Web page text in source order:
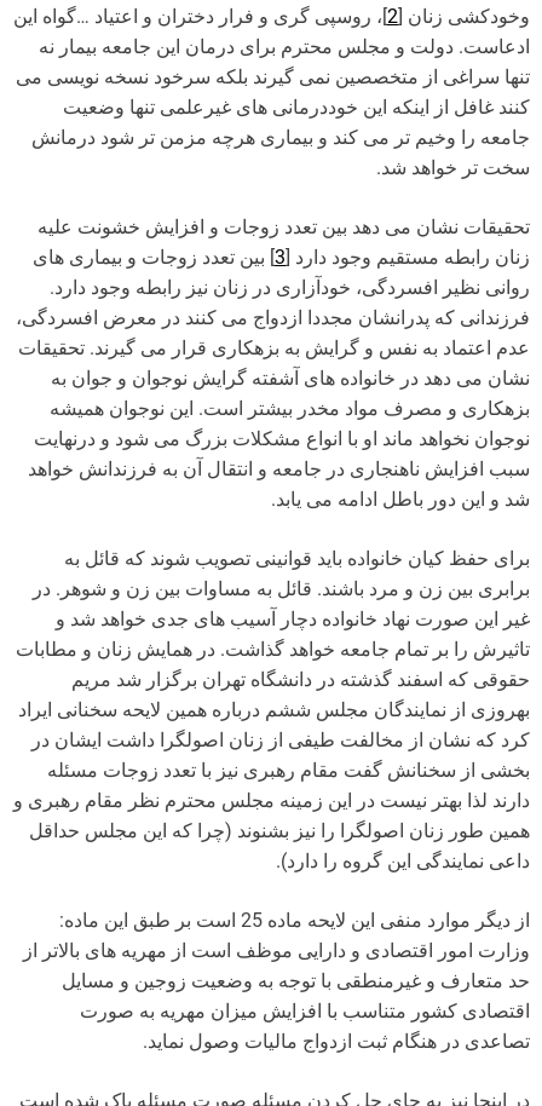
وخودکشی زنان [2]، روسپی گری و فرار دختران و اعتیاد …گواه این
ادعاست. دولت و مجلس محترم برای درمان این جامعه بیمار نه
تنها سراغی از متخصصین نمی گیرند بلکه سرخود نسخه نویسی می
کنند غافل از اینکه این خوددرمانی های غیرعلمی تنها وضعیت
جامعه را وخیم تر می کند و بیماری هرچه مزمن تر شود درمانش
سخت تر خواهد شد.
تحقیقات نشان می دهد بین تعدد زوجات و افزایش خشونت علیه
زنان رابطه مستقیم وجود دارد [3] بین تعدد زوجات و بیماری های
روانی نظیر افسردگی، خودآزاری در زنان نیز رابطه وجود دارد.
فرزندانی که پدرانشان مجددا ازدواج می کنند در معرض افسردگی،
عدم اعتماد به نفس و گرایش به بزهکاری قرار می گیرند. تحقیقات
نشان می دهد در خانواده های آشفته گرایش نوجوان و جوان به
بزهکاری و مصرف مواد مخدر بیشتر است. این نوجوان همیشه
نوجوان نخواهد ماند او با انواع مشکلات بزرگ می شود و درنهایت
سبب افزایش ناهنجاری در جامعه و انتقال آن به فرزندانش خواهد
شد و این دور باطل ادامه می یابد.
برای حفظ کیان خانواده باید قوانینی تصویب شوند که قائل به
برابری بین زن و مرد باشند. قائل به مساوات بین زن و شوهر. در
غیر این صورت نهاد خانواده دچار آسیب های جدی خواهد شد و
تاثیرش را بر تمام جامعه خواهد گذاشت. در همایش زنان و مطابات
حقوقی که اسفند گذشته در دانشگاه تهران برگزار شد مریم
بهروزی از نمایندگان مجلس ششم درباره همین لایحه سخنانی ایراد
کرد که نشان از مخالفت طیفی از زنان اصولگرا داشت ایشان در
بخشی از سخنانش گفت مقام رهبری نیز با تعدد زوجات مسئله
دارند لذا بهتر نیست در این زمینه مجلس محترم نظر مقام رهبری و
همین طور زنان اصولگرا را نیز بشنوند (چرا که این مجلس حداقل
داعی نمایندگی این گروه را دارد).
از دیگر موارد منفی این لایحه ماده 25 است بر طبق این ماده:
وزارت امور اقتصادی و دارایی موظف است از مهریه های بالاتر از
حد متعارف و غیرمنطقی با توجه به وضعیت زوجین و مسایل
اقتصادی کشور متناسب با افزایش میزان مهریه به صورت
تصاعدی در هنگام ثبت ازدواج مالیات وصول نماید.
در اینجا نیز به جای حل کردن مسئله صورت مسئله پاک شده است